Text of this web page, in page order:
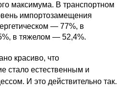
максимума. В транспортном
импортозамещения
— 77%, в
в тяжелом — 52,4%.
красиво, что
стало естественным и
И это действительно так.